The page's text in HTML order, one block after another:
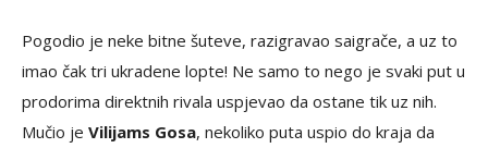
Pogodio je neke bitne šuteve, razigravao saigrače, a uz to
imao čak tri ukradene lopte! Ne samo to nego je svaki put u
prodorima direktnih rivala uspjevao da ostane tik uz nih.
Mučio je Vilijams Gosa, nekoliko puta uspio do kraja da